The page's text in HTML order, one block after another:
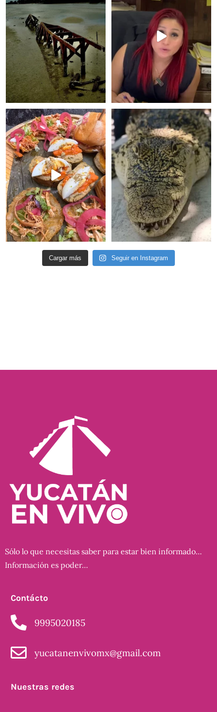
Cargar más Seguir en Instagram
Sólo lo que necesitas saber para estar bien informado…
Información es poder…
Contácto
9995020185
yucatanenvivomx@gmail.com
Nuestras redes